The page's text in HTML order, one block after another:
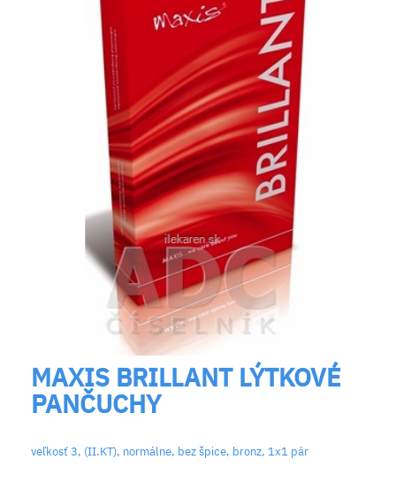
MAXIS BRILLANT LÝTKOVÉ
PANČUCHY
veľkosť 3, (II.KT), normálne, bez špice, bronz, 1x1 pár